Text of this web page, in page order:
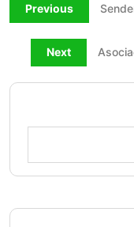
Previous
Next